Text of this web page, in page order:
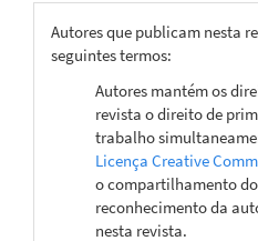
Autores que publicam nesta
seguintes termos:
Autores mantém os
revista o direito de
trabalho
Licença Creative
o compartilhamento
reconhecimento da
nesta revista.